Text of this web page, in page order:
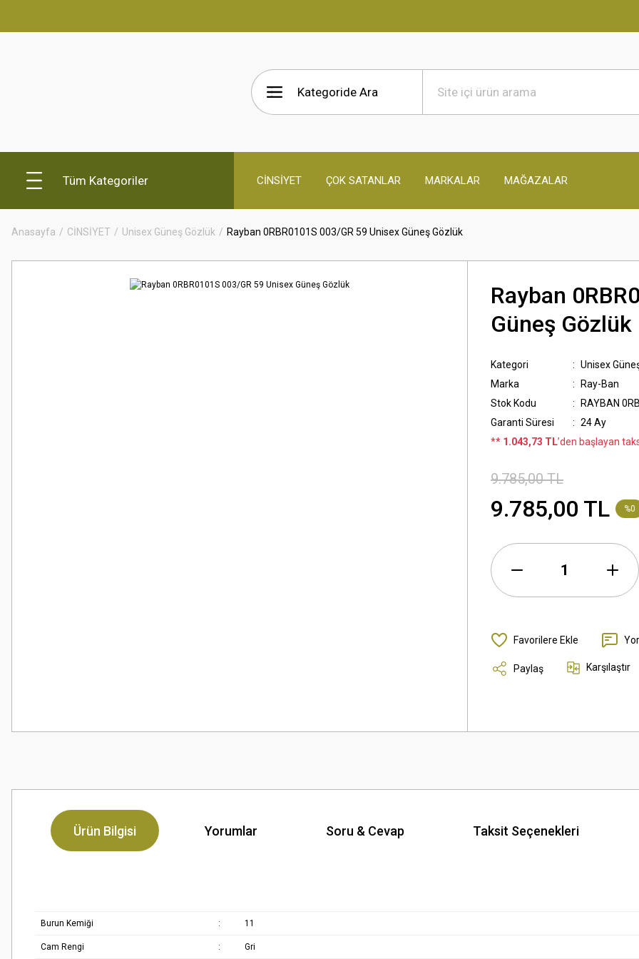
Tüm Kategoriler CİNSİYET ÇOK SATANLAR MARKALAR MAĞAZALAR
Anasayfa CİNSİYET Unisex Güneş Gözlük Rayban 0RBR0101S 003/GR 59 Unisex Güneş Gözlük
Rayban
Güneş Gözlük
Kategori
Unisex
Marka
Ray-Ban
Stok Kodu
RAYBAN
Garanti Süresi
24 Ay
** 1.043,73 TL’den başlayan
9.785,00 TL
9.785,00 TL %0
Paylaş Karşılaştır
Ürün Bilgisi Yorumlar Soru & Cevap Taksit Seçenekleri
Burun Kemiği : 11
Cam Rengi : Gri